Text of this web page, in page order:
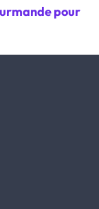
pour